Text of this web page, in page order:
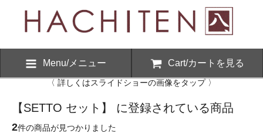
Menu/メニュー Cart/カートを見る
〈 詳しくはスライドショーの画像をタップ 〉
【SETTO セット】 に登録されている商品
2件の商品が見つかりました